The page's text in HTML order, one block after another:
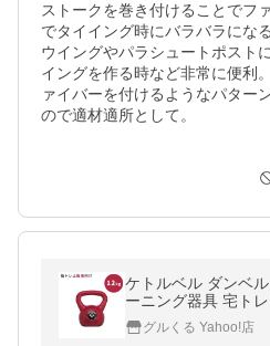
ストークを巻き付けることでフ
でタイイング時にバラバラにな
ウイングやパラシュートポスト
イングを作る時など非常に便利
ァイバーを付けるようなパター
ので適材適所として。
ケトルベル ダンベ
ーニング器具 宅ト
スルジーニアス
2
グルくる Yahoo!店